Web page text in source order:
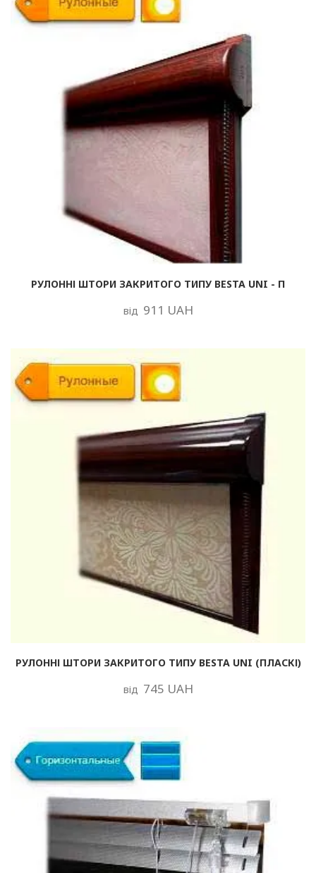
РУЛОННІ ШТОРИ ЗАКРИТОГО ТИПУ BESTA UNI - П
від 911 UAH
РУЛОННІ ШТОРИ ЗАКРИТОГО ТИПУ BESTA UNI (ПЛАСКІ)
від 745 UAH